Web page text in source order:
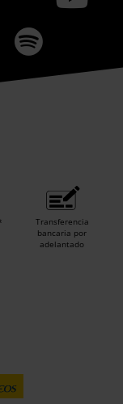
Transferencia
bancaria por
adelantado